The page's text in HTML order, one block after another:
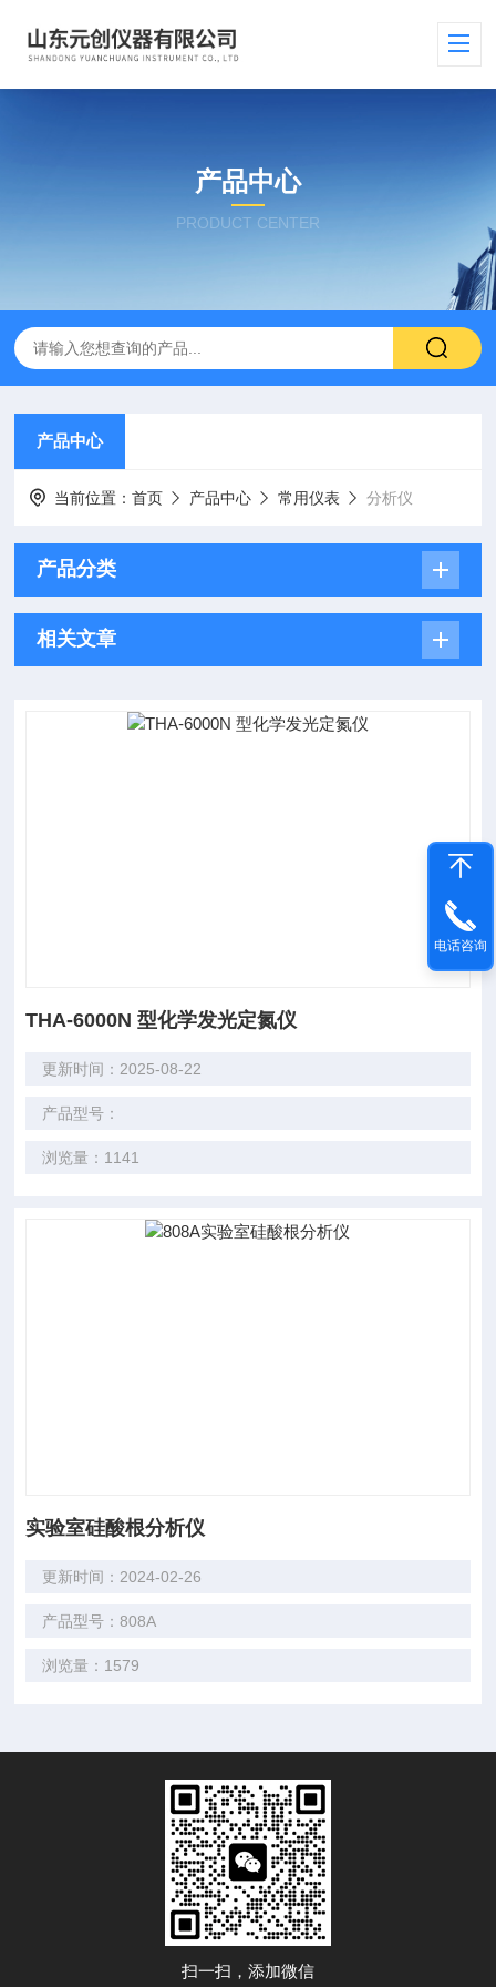
产品中心
PRODUCT CENTER
产品中心
当前位置：首页 产品中心 常用仪表 分析仪
产品分类
相关文章
THA-6000N 型化学发光定氮仪
更新时间：2025-08-22
产品型号：
浏览量：1141
实验室硅酸根分析仪
更新时间：2024-02-26
产品型号：808A
浏览量：1579
扫一扫，添加微信
电话咨询